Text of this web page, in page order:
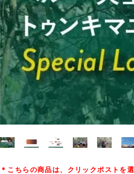
＊こちらの商品は、クリックポストを